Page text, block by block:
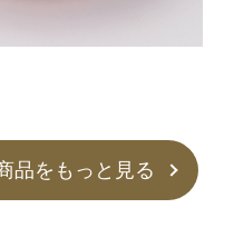
品をもっと見る